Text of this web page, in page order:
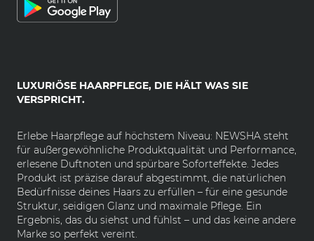
LUXURIÖSE HAARPFLEGE, DIE HÄLT WAS SIE
VERSPRICHT.
Erlebe Haarpflege auf höchstem Niveau: NEWSHA steht
für außergewöhnliche Produktqualität und Performance,
erlesene Duftnoten und spürbare Soforteffekte. Jedes
Produkt ist präzise darauf abgestimmt, die natürlichen
Bedürfnisse deines Haars zu erfüllen – für eine gesunde
Struktur, seidigen Glanz und maximale Pflege. Ein
Ergebnis, das du siehst und fühlst – und das keine andere
Marke so perfekt vereint.